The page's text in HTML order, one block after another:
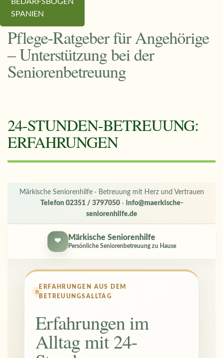
SPANIEN
Pflege-Ratgeber für Angehörige
– Unterstützung bei der
Seniorenbetreuung
24-STUNDEN-BETREUUNG:
ERFAHRUNGEN
Märkische Seniorenhilfe · Betreuung mit Herz und Vertrauen
Telefon 02351 / 3797050· info@maerkische-
seniorenhilfe.de
❤ Märkische Seniorenhilfe
Persönliche Seniorenbetreuung zu Hause
ERFAHRUNGEN AUS DEM
BETREUUNGSALLTAG
Erfahrungen im
Alltag mit 24-